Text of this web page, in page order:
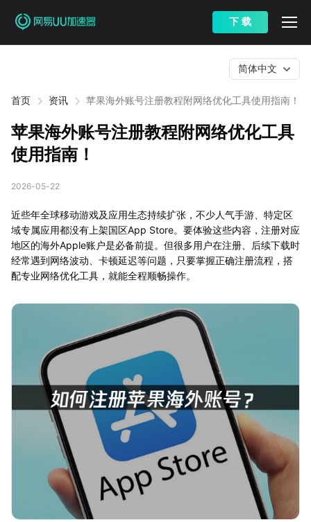
下 载
首页 资讯 苹果海外账号注册教程附网络优化工具使用指南！
简体中文
苹果海外账号注册教程附网络优化工具
使用指南！
2026-05-22
近些年全球移动游戏及应用生态持续扩张，不少人气手游、特定区
域专属应用都没有上架国区App Store。要体验这些内容，注册对应
地区的海外Apple账户是必备前提。但很多用户在注册、后续下载时
经常遇到网络波动、卡顿延迟等问题，只要掌握正确注册流程，搭
配专业网络优化工具，就能全程顺畅操作。